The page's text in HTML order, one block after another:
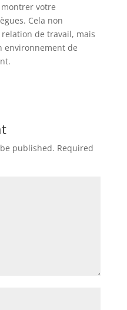
votre
Cela non
de travail, mais
environnement de
published. Required